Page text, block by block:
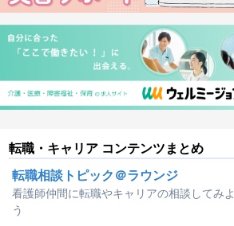
転職・キャリア コンテンツまとめ
転職相談トピック＠ラウンジ
看護師仲間に転職やキャリアの相談してみよ
う